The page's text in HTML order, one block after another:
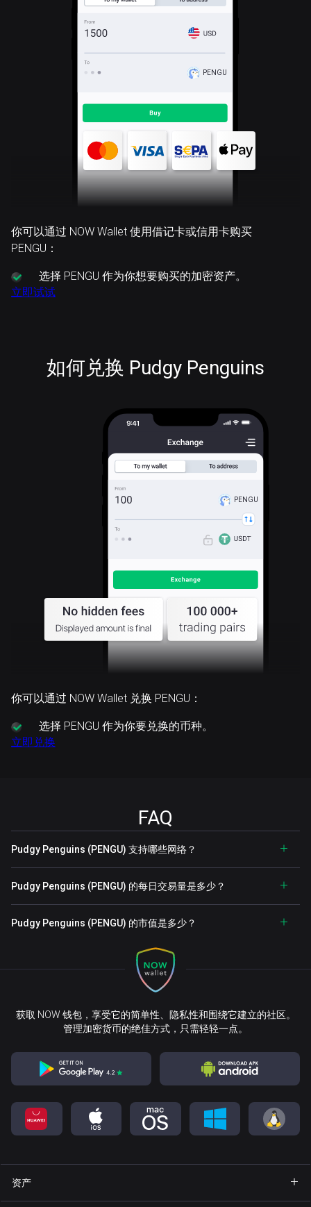
PENGU
你可以通过 NOW Wallet 使用借记卡或信用卡购买
PENGU：
选择 PENGU 作为你想要购买的加密资产。
立即试试
如何兑换 Pudgy Penguins
PENGU
你可以通过 NOW Wallet 兑换 PENGU：
选择 PENGU 作为你要兑换的币种。
立即兑换
FAQ
Pudgy Penguins (PENGU) 支持哪些网络？
Pudgy Penguins (PENGU) 的每日交易量是多少？
Pudgy Penguins (PENGU) 的市值是多少？
获取 NOW 钱包，享受它的简单性、隐私性和围绕它建立的社区。
管理加密货币的绝佳方式，只需轻轻一点。
资产